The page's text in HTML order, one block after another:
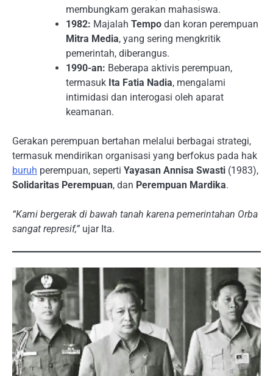
membungkam gerakan mahasiswa.
1982: Majalah Tempo dan koran perempuan
Mitra Media, yang sering mengkritik
pemerintah, diberangus.
1990-an: Beberapa aktivis perempuan,
termasuk Ita Fatia Nadia, mengalami
intimidasi dan interogasi oleh aparat
keamanan.
Gerakan perempuan bertahan melalui berbagai strategi,
termasuk mendirikan organisasi yang berfokus pada hak
buruh perempuan, seperti Yayasan Annisa Swasti (1983),
Solidaritas Perempuan, dan Perempuan Mardika.
“Kami bergerak di bawah tanah karena pemerintahan Orba
sangat represif,” ujar Ita.